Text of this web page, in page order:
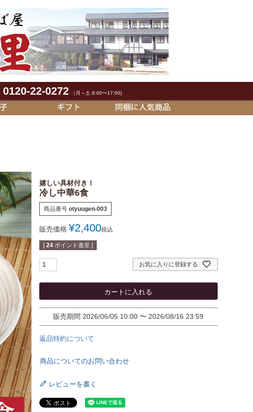
0120-22-0272 （月～土 8:00〜17:00)
嬉しい具材付き！
冷し中華6食
商品番号 otyuugen-003
販売価格 ¥2,400税込
[ 24 ポイント進呈 ]
お気に入りに登録する
カートに入れる
販売期間 2026/06/05 10:00 〜 2026/08/16 23:59
返品特約について
商品についてのお問い合わせ
レビューを書く